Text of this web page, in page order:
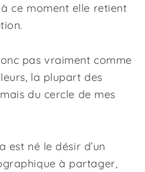
ce moment elle retient
pas vraiment comme
la plupart des
du cercle de mes
est né le désir d’un
à partager,